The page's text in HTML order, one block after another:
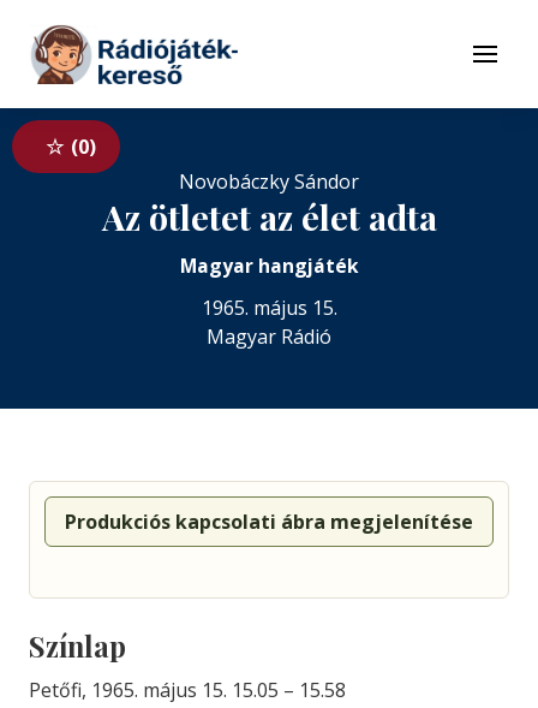
Tovább a tartalomhoz
Menü
0
Novobáczky Sándor
Az ötletet az élet adta
Magyar hangjáték
1965. május 15.
Magyar Rádió
Produkciós kapcsolati ábra megjelenítése
Színlap
Petőfi, 1965. május 15. 15.05 – 15.58